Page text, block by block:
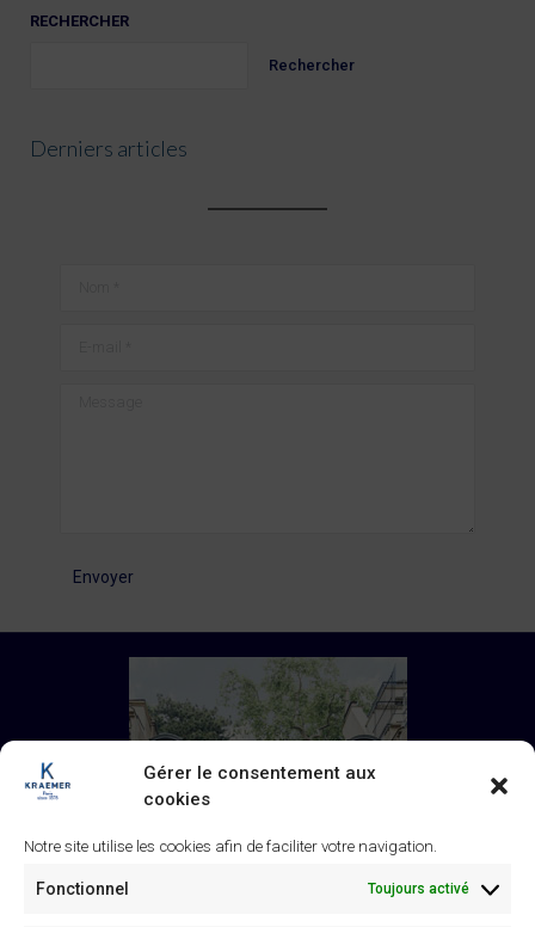
Gérer le consentement aux
cookies
Notre site utilise les cookies afin de faciliter votre navigation.
Fonctionnel Toujours activé
RECHERCHER
Rechercher
Derniers articles
Envoyer